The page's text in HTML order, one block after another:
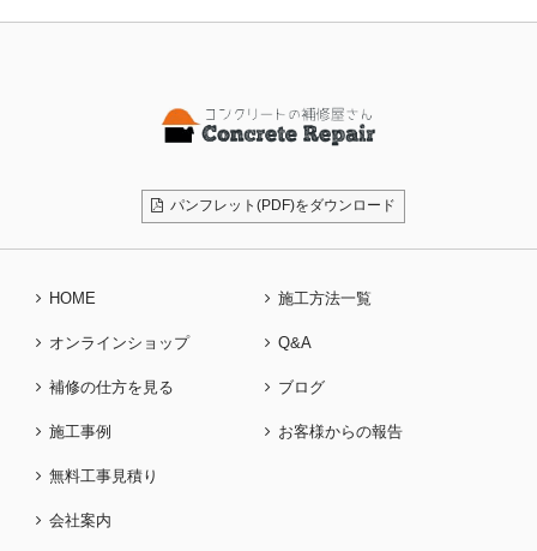
パンフレット(PDF)をダウンロード
HOME
オンラインショップ
補修の仕方を見る
施工事例
施工方法一覧
Q&A
ブログ
お客様からの報告
無料工事見積り
会社案内